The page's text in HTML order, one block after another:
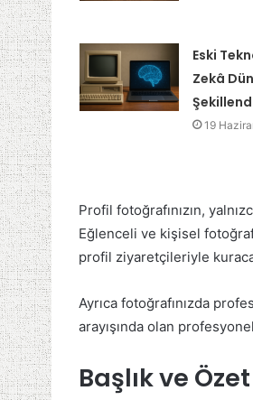
Eski
Zekâ
19
Profil fotoğrafınızın,
Eğlenceli ve kişisel
profil ziyaretçileriyle
Ayrıca fotoğrafınızda
arayışında olan
Başlık ve